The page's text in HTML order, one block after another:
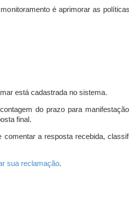
é aprimorar as
está cadastrada no sistema.
do prazo para
final.
a resposta recebida,
sua reclamação.